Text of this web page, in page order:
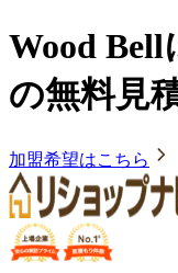
Wood Bell
の無料見
加盟希望はこちら